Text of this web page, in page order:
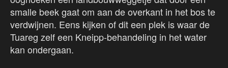
smalle beek gaat om aan de overkant in het bos te
verdwijnen. Eens kijken of dit een plek is waar de
Tuareg zelf een Kneipp-behandeling in het water
kan ondergaan.